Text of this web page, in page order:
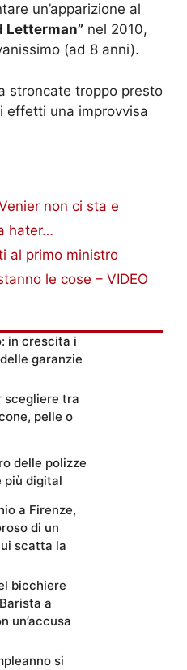
un’apparizione al
Letterman” nel 2010,
(ad 8 anni).
stroncate troppo presto
effetti una improvvisa
non ci sta e
hater…
al primo ministro
le cose – VIDEO
in crescita i
garanzie
scegliere tra
pelle o
delle polizze
più digital
a Firenze,
di un
scatta la
bicchiere
a
un’accusa
si